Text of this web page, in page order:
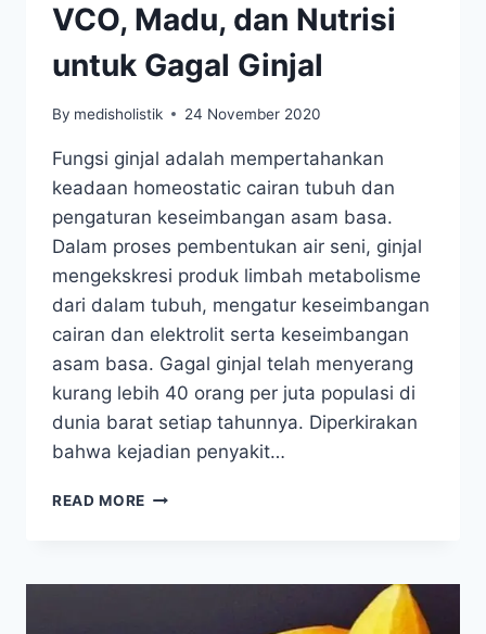
VCO, Madu, dan Nutrisi
untuk Gagal Ginjal
By medisholistik 24 November 2020
Fungsi ginjal adalah mempertahankan
keadaan homeostatic cairan tubuh dan
pengaturan keseimbangan asam basa.
Dalam proses pembentukan air seni, ginjal
mengekskresi produk limbah metabolisme
dari dalam tubuh, mengatur keseimbangan
cairan dan elektrolit serta keseimbangan
asam basa. Gagal ginjal telah menyerang
kurang lebih 40 orang per juta populasi di
dunia barat setiap tahunnya. Diperkirakan
bahwa kejadian penyakit…
READ MORE APLIKASI
MADU,